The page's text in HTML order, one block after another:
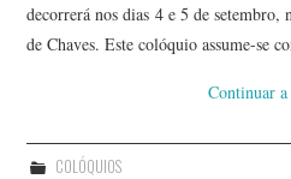
decorrerá nos dias 4 e 5 de
de Chaves. Este colóquio assume-se
Continuar
COLÓQUIOS